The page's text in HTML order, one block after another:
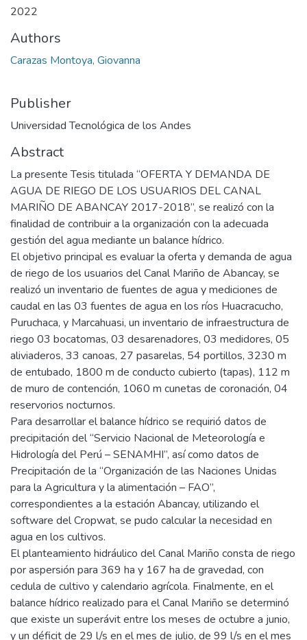
2022
Authors
Carazas Montoya, Giovanna
Publisher
Universidad Tecnológica de los Andes
Abstract
La presente Tesis titulada “OFERTA Y DEMANDA DE
AGUA DE RIEGO DE LOS USUARIOS DEL CANAL
MARIÑO DE ABANCAY 2017-2018”, se realizó con la
finalidad de contribuir a la organización con la adecuada
gestión del agua mediante un balance hídrico.
El objetivo principal es evaluar la oferta y demanda de agua
de riego de los usuarios del Canal Mariño de Abancay, se
realizó un inventario de fuentes de agua y mediciones de
caudal en las 03 fuentes de agua en los ríos Huacracucho,
Puruchaca, y Marcahuasi, un inventario de infraestructura de
riego 03 bocatomas, 03 desarenadores, 03 medidores, 05
aliviaderos, 33 canoas, 27 pasarelas, 54 portillos, 3230 m
de entubado, 1800 m de conducto cubierto (tapas), 112 m
de muro de contención, 1060 m cunetas de coronación, 04
reservorios nocturnos.
Para desarrollar el balance hídrico se requirió datos de
precipitación del “Servicio Nacional de Meteorología e
Hidrología del Perú – SENAMHI”, así como datos de
Precipitación de la “Organización de las Naciones Unidas
para la Agricultura y la alimentación – FAO”,
correspondientes a la estación Abancay, utilizando el
software del Cropwat, se pudo calcular la necesidad en
agua en los cultivos.
El planteamiento hidráulico del Canal Mariño consta de riego
por aspersión para 369 ha y 167 ha de gravedad, con
cedula de cultivo y calendario agrícola. Finalmente, en el
balance hídrico realizado para el Canal Mariño se determinó
que existe un superávit entre los meses de octubre a junio,
y un déficit de 29 l/s en el mes de julio, de 99 l/s en el mes